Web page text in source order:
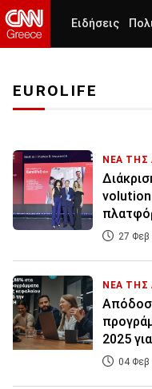
Ειδήσεις
EUROLIFE
ΝΕΑ ΤΗΣ
volution
27 Φεβ
ΝΕΑ ΤΗΣ
2025
04 Φεβ